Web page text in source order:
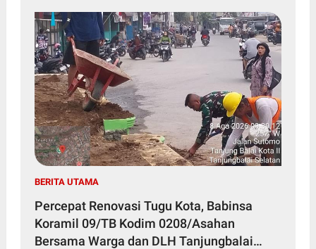
BERITA UTAMA
Percepat Renovasi Tugu Kota, Babinsa
Koramil 09/TB Kodim 0208/Asahan
Bersama Warga dan DLH Tanjungbalai